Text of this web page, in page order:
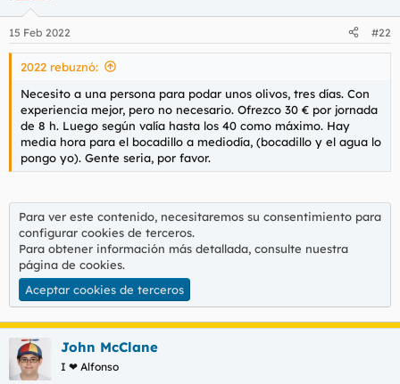
15 Feb 2022 #22
2022 rebuznó:
Necesito a una persona para podar unos olivos, tres días. Con
experiencia mejor, pero no necesario. Ofrezco 30 € por jornada
de 8 h. Luego según valía hasta los 40 como máximo. Hay
media hora para el bocadillo a mediodía, (bocadillo y el agua lo
pongo yo). Gente seria, por favor.
Para ver este contenido, necesitaremos su consentimiento para
configurar cookies de terceros.
Para obtener información más detallada, consulte nuestra
página de cookies.
Aceptar cookies de terceros
John McClane
I ❤ Alfonso